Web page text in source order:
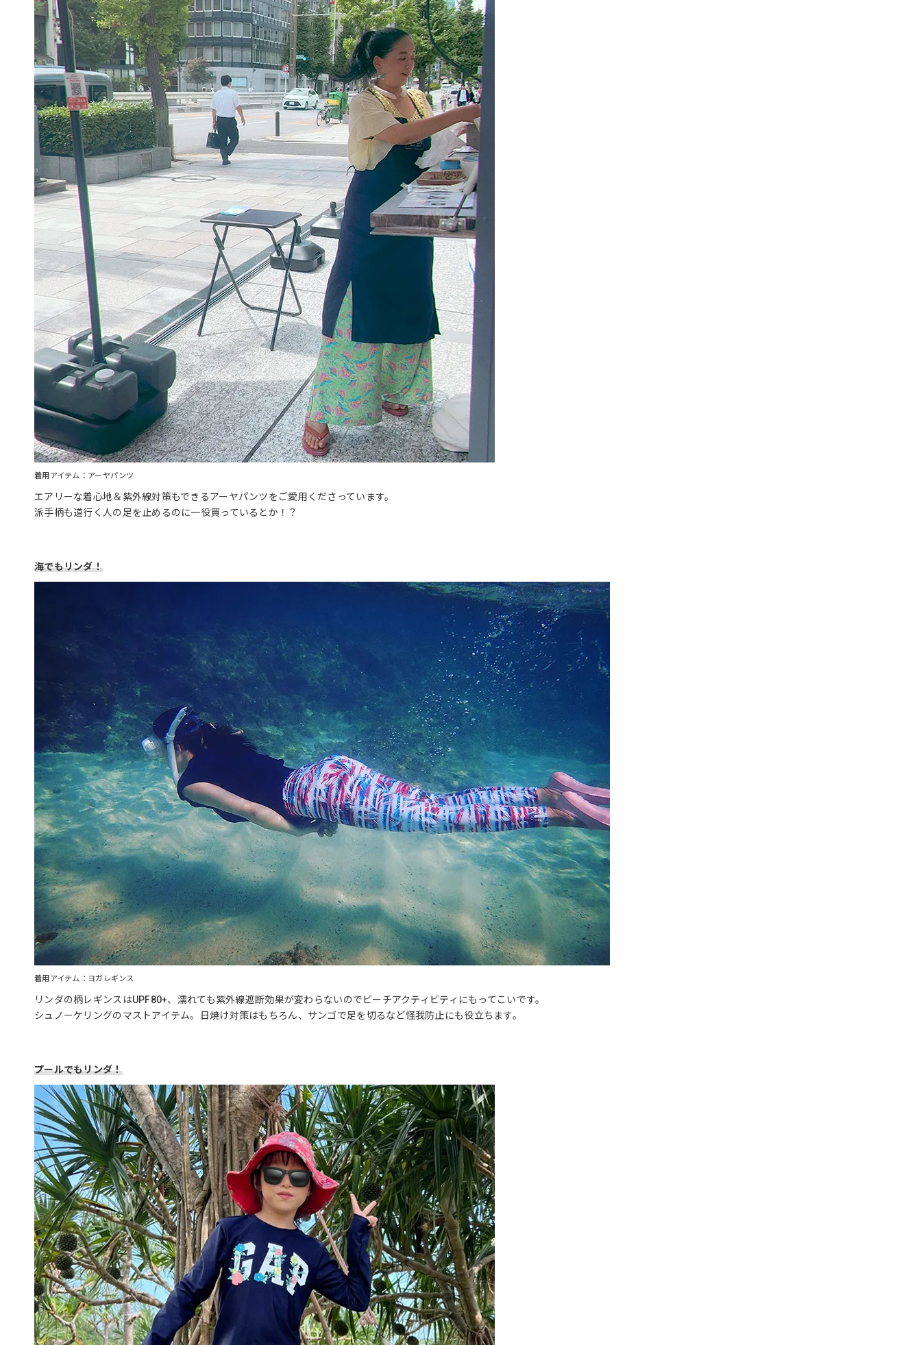
着用アイテム：アーヤパンツ
エアリーな着心地＆紫外線対策もできるアーヤパンツをご愛用くださっています。
派手柄も道行く人の足を止めるのに一役買っているとか！？
海でもリンダ！
着用アイテム：ヨガレギンス
リンダの柄レギンスはUPF80+、濡れても紫外線遮断効果が変わらないのでビーチアクティビティにもってこいです。
シュノーケリングのマストアイテム。日焼け対策はもちろん、サンゴで足を切るなど怪我防止にも役立ちます。
プールでもリンダ！